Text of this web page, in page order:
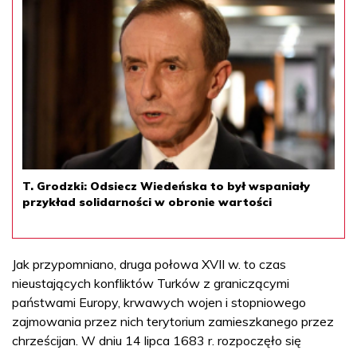
T. Grodzki: Odsiecz Wiedeńska to był wspaniały
przykład solidarności w obronie wartości
Jak przypomniano, druga połowa XVII w. to czas
nieustających konfliktów Turków z graniczącymi
państwami Europy, krwawych wojen i stopniowego
zajmowania przez nich terytorium zamieszkanego przez
chrześcijan. W dniu 14 lipca 1683 r. rozpoczęło się